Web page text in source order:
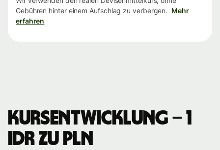
Gebühren hinter einem Aufschlag zu verbergen. Mehr
erfahren
Kursentwicklung – 1
IDR zu PLN